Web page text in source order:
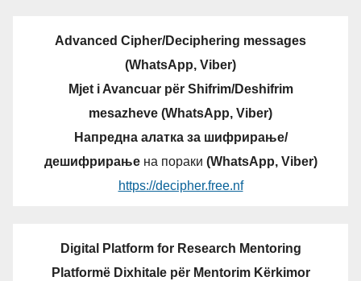
Advanced Cipher/Deciphering messages
(WhatsApp, Viber)
Mjet i Avancuar për Shifrim/Deshifrim
mesazheve (WhatsApp, Viber)
Напредна алатка за шифрирање/
дешифрирањена пораки (WhatsApp, Viber)
https://decipher.free.nf
Digital Platform for Research Mentoring
Platformë Dixhitale për Mentorim Kërkimor